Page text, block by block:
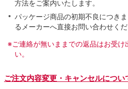
方法をご案内いたします。
パッケージ商品の初期不良につき
るメーカーへ直接お問い合わせくだ
※ご連絡が無いままでの返品はお受け
い。
ご注文内容変更・キャンセルについ